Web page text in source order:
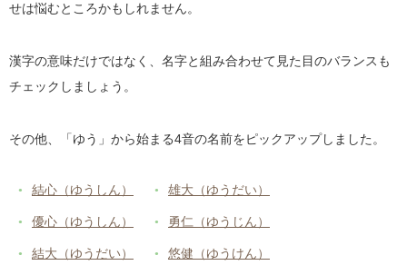
せは悩むところかもしれません。
漢字の意味だけではなく、名字と組み合わせて見た目のバランスも
チェックしましょう。
その他、「ゆう」から始まる4音の名前をピックアップしました。
結心（ゆうしん）
優心（ゆうしん）
結大（ゆうだい）
雄大（ゆうだい）
勇仁（ゆうじん）
悠健（ゆうけん）